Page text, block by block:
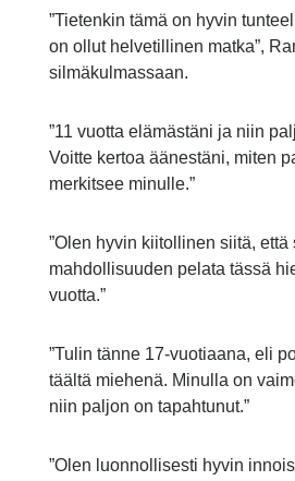
”Tietenkin tämä on hyvin
on ollut helvetillinen matka”,
silmäkulmassaan.
”11 vuotta elämästäni ja niin
Voitte kertoa äänestäni, miten
merkitsee minulle.”
”Olen hyvin kiitollinen siitä, että
mahdollisuuden pelata tässä
vuotta.”
”Tulin tänne 17-vuotiaana, eli
täältä miehenä. Minulla on
niin paljon on tapahtunut.”
”Olen luonnollisesti hyvin